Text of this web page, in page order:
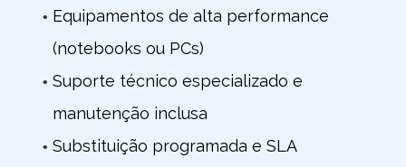
Equipamentos de alta performance
(notebooks ou PCs)
Suporte técnico especializado e
manutenção inclusa
Substituição programada e SLA